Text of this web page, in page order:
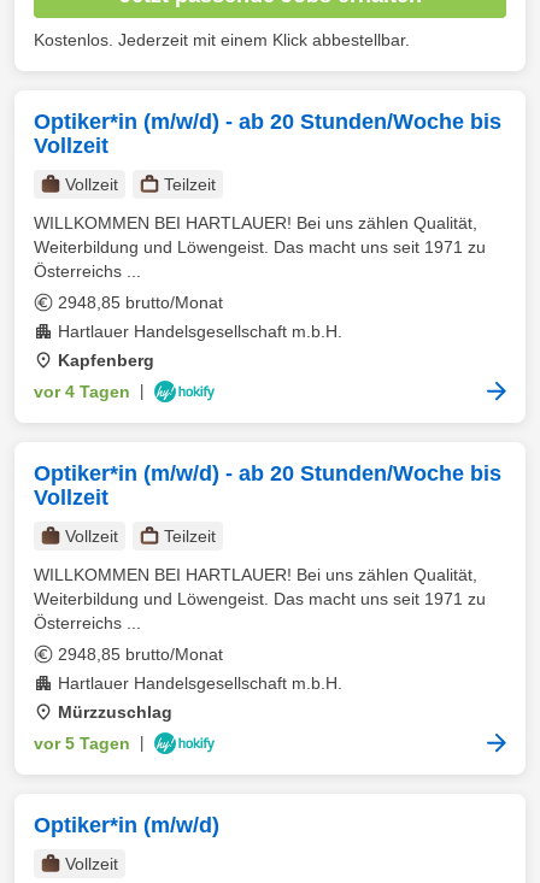
Kostenlos. Jederzeit mit einem Klick abbestellbar.
Optiker*in (m/w/d) - ab 20 Stunden/Woche bis
Vollzeit
Vollzeit
Teilzeit
WILLKOMMEN BEI HARTLAUER! Bei uns zählen Qualität,
Weiterbildung und Löwengeist. Das macht uns seit 1971 zu
Österreichs ...
2948,85 brutto/Monat
Hartlauer Handelsgesellschaft m.b.H.
Kapfenberg
vor 4 Tagen
Optiker*in (m/w/d) - ab 20 Stunden/Woche bis
Vollzeit
Vollzeit
Teilzeit
WILLKOMMEN BEI HARTLAUER! Bei uns zählen Qualität,
Weiterbildung und Löwengeist. Das macht uns seit 1971 zu
Österreichs ...
2948,85 brutto/Monat
Hartlauer Handelsgesellschaft m.b.H.
Mürzzuschlag
vor 5 Tagen
Optiker*in (m/w/d)
Vollzeit